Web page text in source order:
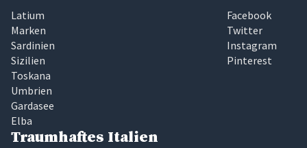
Latium
Marken
Sardinien
Sizilien
Toskana
Umbrien
Gardasee
Elba
Facebook
Twitter
Instagram
Pinterest
Traumhaftes Italien